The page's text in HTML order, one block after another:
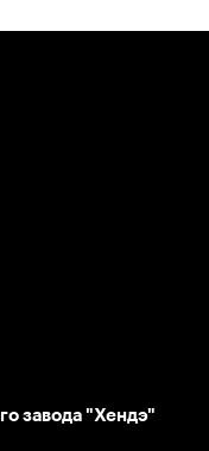
завода "Хендэ"